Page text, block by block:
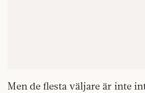
Men de flesta väljare är inte